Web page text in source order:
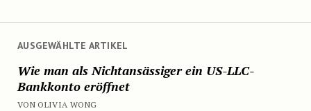
AUSGEWÄHLTE ARTIKEL
Wie man als Nichtansässiger ein US-LLC-
Bankkonto eröffnet
VON OLIVIA WONG